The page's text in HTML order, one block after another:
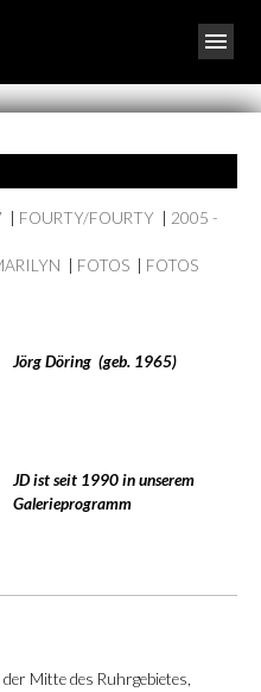
FOURTY/FOURTY
2005 -
FOTOS
FOTOS
Jörg Döring (geb. 1965)
JD ist seit 1990 in unserem
Galerieprogramm
Mitte des Ruhrgebietes,